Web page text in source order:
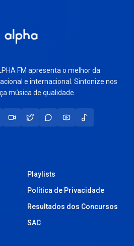
FM apresenta o melhor da
e internacional. Sintonize nos
música de qualidade.
Playlists
Política de Privacidade
Resultados dos Concursos
SAC